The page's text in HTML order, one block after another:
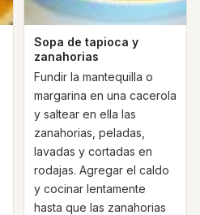
Sopa de tapioca y
zanahorias
Fundir la mantequilla o
margarina en una cacerola
y saltear en ella las
zanahorias, peladas,
lavadas y cortadas en
rodajas. Agregar el caldo
y cocinar lentamente
hasta que las zanahorias